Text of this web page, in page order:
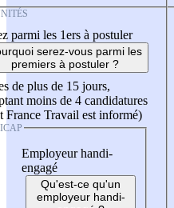
parmi les 1ers à postuler
serez-vous parmi les
premiers à postuler ?
de plus de 15 jours,
moins de 4 candidatures
France Travail est informé)
Employeur handi-
engagé
Qu'est-ce qu'un
employeur handi-